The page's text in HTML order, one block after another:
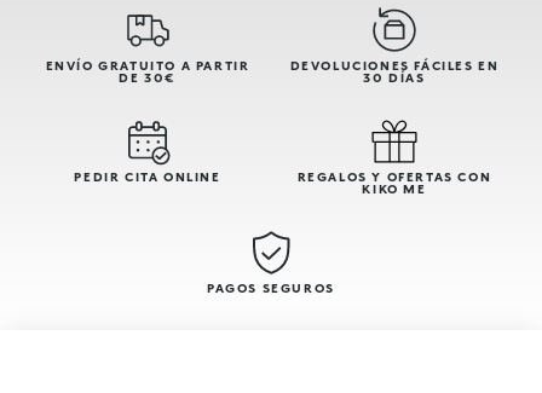
ENVÍO GRATUITO A PARTIR
DE 30€
DEVOLUCIONES FÁCILES EN
30 DÍAS
PEDIR CITA ONLINE
REGALOS Y OFERTAS CON
KIKO ME
PAGOS SEGUROS